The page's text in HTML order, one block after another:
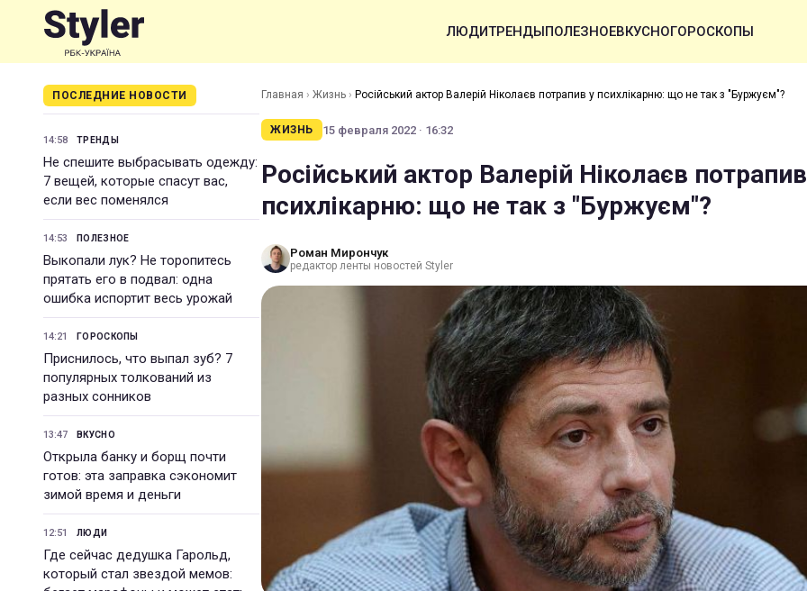
ЛЮДИТРЕНДЫПОЛЕЗНОЕВКУСНОГОРОСКОПЫ
ПОСЛЕДНИЕ НОВОСТИ
14:58 ТРЕНДЫ
Не спешите выбрасывать одежду:
7 вещей, которые спасут вас,
если вес поменялся
14:53 ПОЛЕЗНОЕ
Выкопали лук? Не торопитесь
прятать его в подвал: одна
ошибка испортит весь урожай
14:21 ГОРОСКОПЫ
Приснилось, что выпал зуб? 7
популярных толкований из
разных сонников
13:47 ВКУСНО
Открыла банку и борщ почти
готов: эта заправка сэкономит
зимой время и деньги
12:51 ЛЮДИ
Где сейчас дедушка Гарольд,
который стал звездой мемов:
Главная › Жизнь › Російський актор Валерій Ніколаєв потрапив у психлікарню: що не так з "Буржуєм"?
ЖИЗНЬ 15 февраля 2022 · 16:32
Російський актор Валерій Ніколаєв
психлікарню: що не так з "Буржуєм"?
Роман Мирончук
редактор ленты новостей Styler